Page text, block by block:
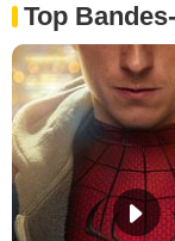
Top